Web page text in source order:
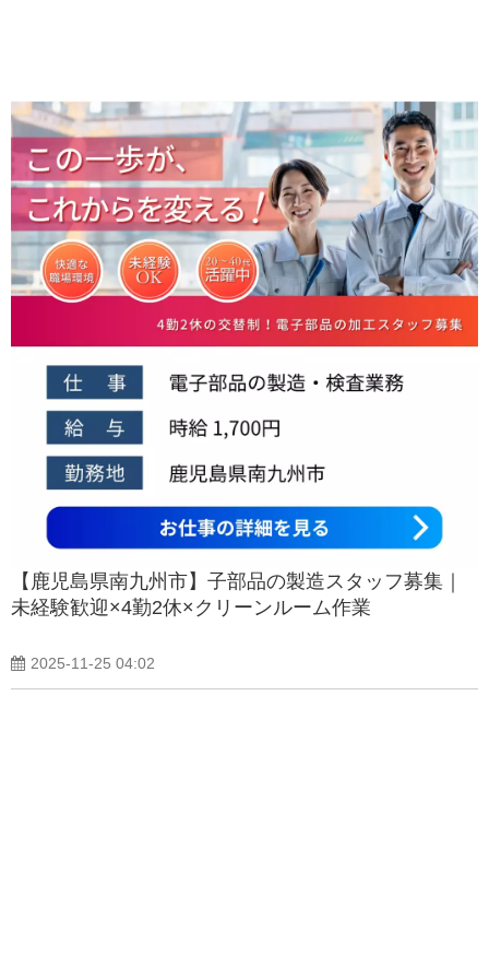
【鹿児島県南九州市】子部品の製造スタッフ募集｜
未経験歓迎×4勤2休×クリーンルーム作業
2025-11-25 04:02